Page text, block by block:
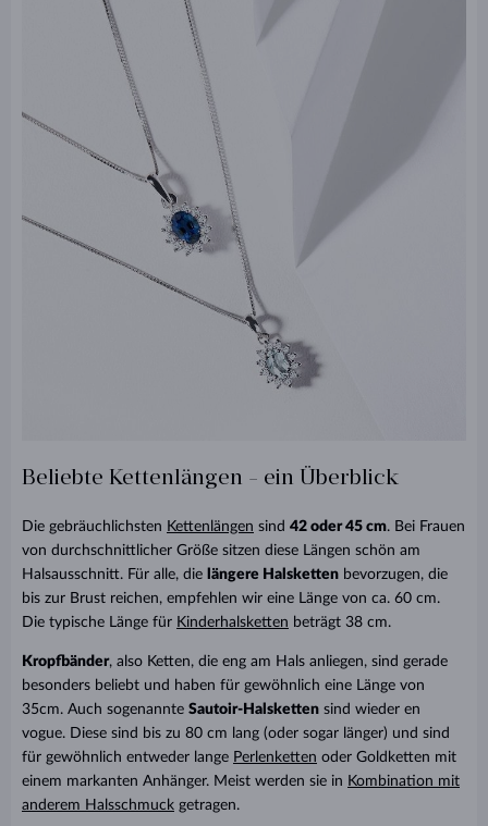
Beliebte Kettenlängen - ein Überblick
Die gebräuchlichsten Kettenlängen sind 42 oder 45 cm. Bei Frauen
von durchschnittlicher Größe sitzen diese Längen schön am
Halsausschnitt. Für alle, die längere Halsketten bevorzugen, die
bis zur Brust reichen, empfehlen wir eine Länge von ca. 60 cm.
Die typische Länge für Kinderhalsketten beträgt 38 cm.
Kropfbänder, also Ketten, die eng am Hals anliegen, sind gerade
besonders beliebt und haben für gewöhnlich eine Länge von
35cm. Auch sogenannte Sautoir-Halsketten sind wieder en
vogue. Diese sind bis zu 80 cm lang (oder sogar länger) und sind
für gewöhnlich entweder lange Perlenketten oder Goldketten mit
einem markanten Anhänger. Meist werden sie in Kombination mit
anderem Halsschmuck getragen.